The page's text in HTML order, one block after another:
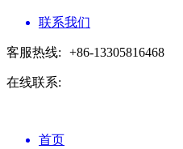
联系我们
客服热线: +86-13305816468
在线联系:
首页